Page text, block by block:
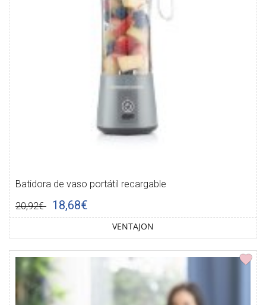
Batidora de vaso portátil recargable
20,92€ 18,68€
VENTAJON